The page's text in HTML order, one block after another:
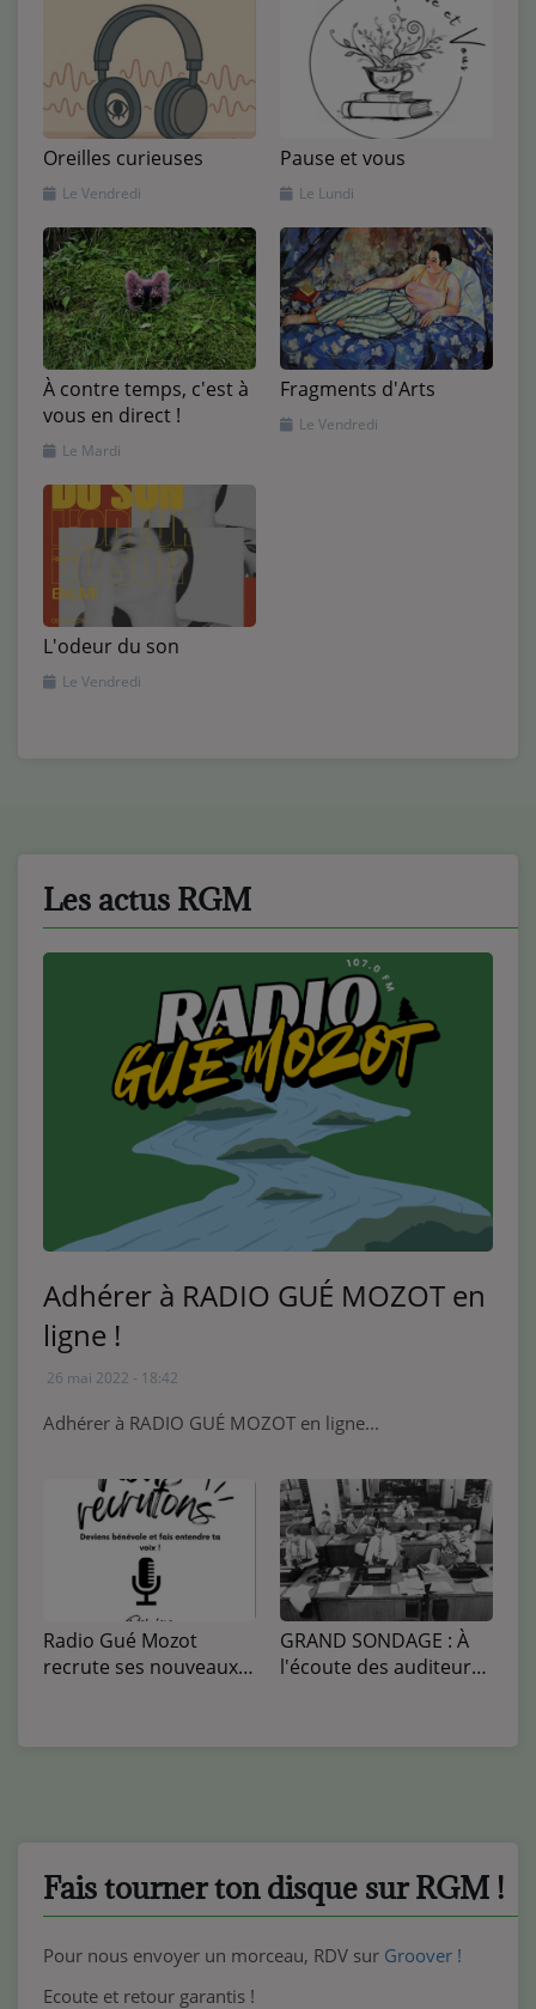
Oreilles curieuses
Le Vendredi
Pause et vous
Le Lundi
À contre temps, c'est à
vous en direct !
Le Mardi
Fragments d'Arts
Le Vendredi
L'odeur du son
Le Vendredi
Les actus RGM
Adhérer à RADIO GUÉ MOZOT en
ligne !
26 mai 2022 - 18:42
Adhérer à RADIO GUÉ MOZOT en ligne...
Radio Gué Mozot
recrute ses nouveaux
GRAND SONDAGE : À
l'écoute des auditeurs
Fais tourner ton disque sur RGM !
Pour nous envoyer un morceau, RDV sur Groover !
Ecoute et retour garantis !